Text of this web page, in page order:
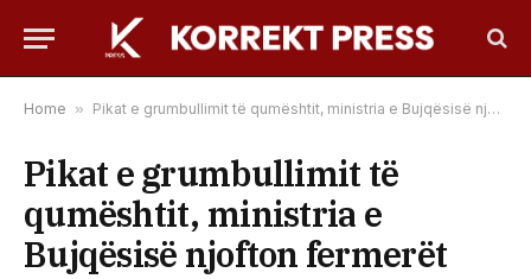
Home » Pikat e grumbullimit të qumështit, ministria e Bujqësisë njofton fermerët
Pikat e grumbullimit të
qumështit, ministria e
Bujqësisë njofton fermerët